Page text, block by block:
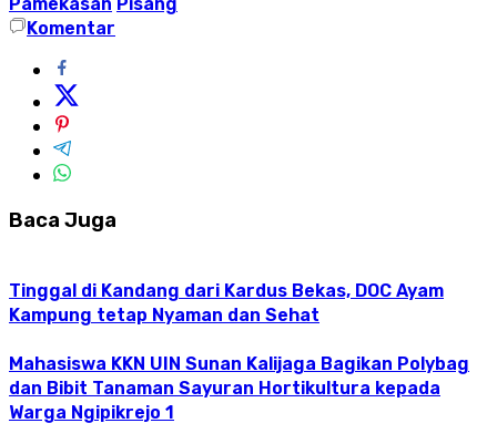
Komentar
Baca Juga
Tinggal di Kandang dari Kardus Bekas, DOC Ayam
Kampung tetap Nyaman dan Sehat
Mahasiswa KKN UIN Sunan Kalijaga Bagikan Polybag
dan Bibit Tanaman Sayuran Hortikultura kepada
Warga Ngipikrejo 1